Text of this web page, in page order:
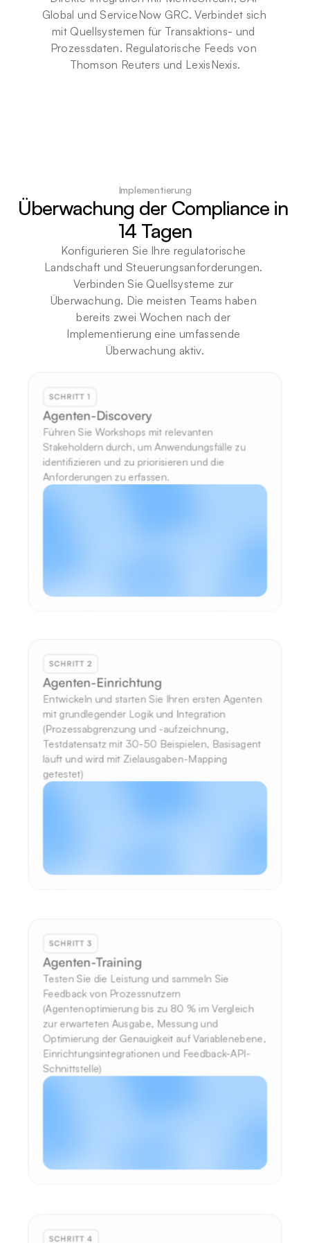
Global und ServiceNow GRC. Verbindet sich
mit Quellsystemen für Transaktions- und
Prozessdaten. Regulatorische Feeds von
Thomson Reuters und LexisNexis.
Implementierung
Überwachung der Compliance in
14 Tagen
Konfigurieren Sie Ihre regulatorische
Landschaft und Steuerungsanforderungen.
Verbinden Sie Quellsysteme zur
Überwachung. Die meisten Teams haben
bereits zwei Wochen nach der
Implementierung eine umfassende
Überwachung aktiv.
SCHRITT 1
Agenten-Discovery
Führen Sie Workshops mit relevanten
Stakeholdern durch, um Anwendungsfälle zu
identifizieren und zu priorisieren und die
Anforderungen zu erfassen.
SCHRITT 2
Agenten-Einrichtung
Entwickeln und starten Sie Ihren ersten Agenten
mit grundlegender Logik und Integration
(Prozessabgrenzung und -aufzeichnung,
Testdatensatz mit 30-50 Beispielen, Basisagent
läuft und wird mit Zielausgaben-Mapping
getestet)
SCHRITT 3
Agenten-Training
Testen Sie die Leistung und sammeln Sie
Feedback von Prozessnutzern
(Agentenoptimierung bis zu 80 % im Vergleich
zur erwarteten Ausgabe, Messung und
Optimierung der Genauigkeit auf Variablenebene,
Einrichtungsintegrationen und Feedback-API-
Schnittstelle)
SCHRITT 4